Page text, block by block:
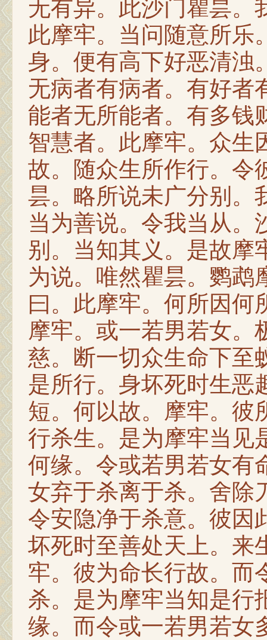
无有异。此沙门瞿昙。
此摩牢。当问随意所乐
身。便有高下好恶清浊
无病者有病者。有好者
能者无所能者。有多钱
智慧者。此摩牢。众生
故。随众生所作行。令
昙。略所说未广分别。
当为善说。令我当从。
别。当知其义。是故摩
为说。唯然瞿昙。鹦鹉
曰。此摩牢。何所因何
摩牢。或一若男若女。
慈。断一切众生命下至
是所行。身坏死时生恶
短。何以故。摩牢。彼
行杀生。是为摩牢当见
何缘。令或若男若女有
女弃于杀离于杀。舍除
令安隐净于杀意。彼因
坏死时至善处天上。来
牢。彼为命长行故。而
杀。是为摩牢当知是行
缘。而令或一若男若女